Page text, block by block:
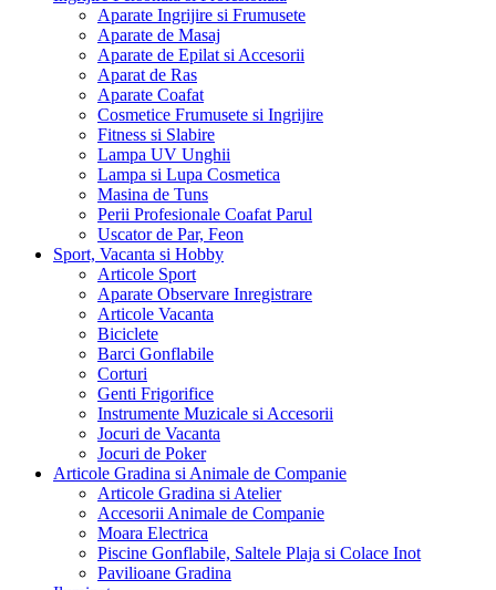
Aparate Ingrijire si Frumusete
Aparate de Masaj
Aparate de Epilat si Accesorii
Aparat de Ras
Aparate Coafat
Cosmetice Frumusete si Ingrijire
Fitness si Slabire
Lampa UV Unghii
Lampa si Lupa Cosmetica
Masina de Tuns
Perii Profesionale Coafat Parul
Uscator de Par, Feon
Sport, Vacanta si Hobby
Articole Sport
Aparate Observare Inregistrare
Articole Vacanta
Biciclete
Barci Gonflabile
Corturi
Genti Frigorifice
Instrumente Muzicale si Accesorii
Jocuri de Vacanta
Jocuri de Poker
Articole Gradina si Animale de Companie
Articole Gradina si Atelier
Accesorii Animale de Companie
Moara Electrica
Piscine Gonflabile, Saltele Plaja si Colace Inot
Pavilioane Gradina